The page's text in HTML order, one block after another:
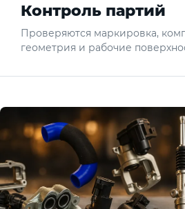
Контроль партий
Проверяются маркировка,
геометрия и рабочие